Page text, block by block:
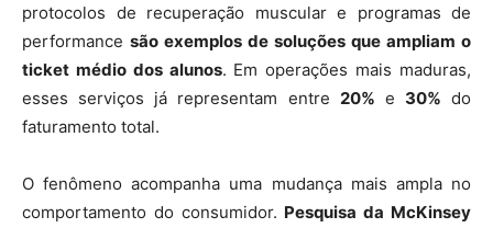
protocolos de recuperação muscular e programas de
performance são exemplos de soluções que ampliam o
ticket médio dos alunos. Em operações mais maduras,
esses serviços já representam entre 20% e 30% do
faturamento total.
O fenômeno acompanha uma mudança mais ampla no
comportamento do consumidor. Pesquisa da McKinsey